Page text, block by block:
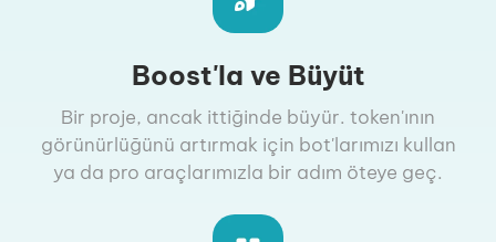
Boost'la ve Büyüt
Bir proje, ancak ittiğinde büyür. token'ının
görünürlüğünü artırmak için bot'larımızı kullan
ya da pro araçlarımızla bir adım öteye geç.